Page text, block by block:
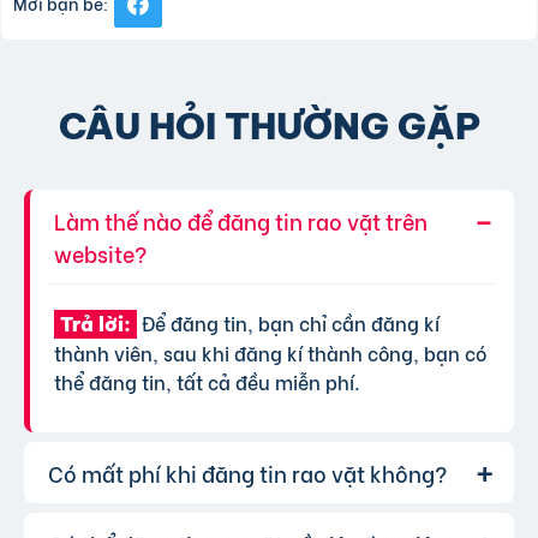
CÂU HỎI THƯỜNG GẶP
Làm thế nào để đăng tin rao vặt trên
website?
Trả lời: Để đăng tin, bạn chỉ cần đăng kí
thành viên, sau khi đăng kí thành công, bạn có
thể đăng tin, tất cả đều miễn phí.
Có mất phí khi đăng tin rao vặt không?